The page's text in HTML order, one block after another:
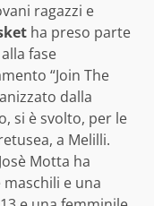
ragazzi e
ha preso parte
fase
“Join The
dalla
si è svolto, per le
a Melilli.
Motta ha
e una